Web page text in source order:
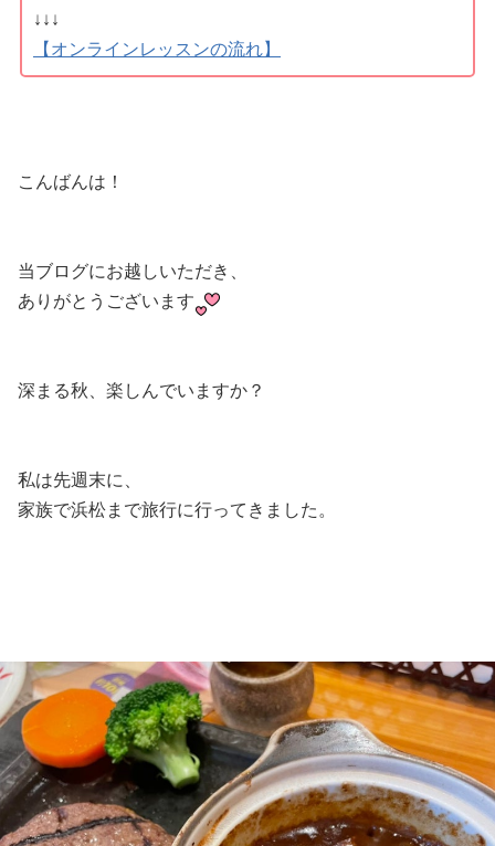
↓↓↓
【オンラインレッスンの流れ】
こんばんは！
当ブログにお越しいただき、
ありがとうございます
深まる秋、楽しんでいますか？
私は先週末に、
家族で浜松まで旅行に行ってきました。